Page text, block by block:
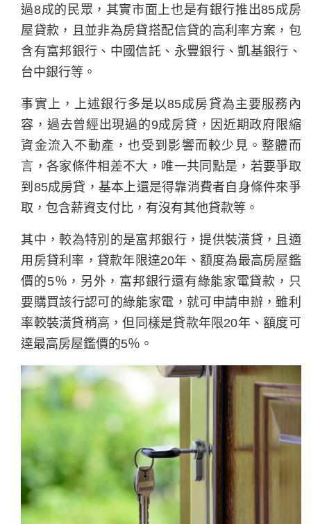
過8成的民眾，其實市面上也是有銀行推出85成房
屋貸款，且並非為房貸搭配信貸的高利率方案，包
含有富邦銀行、中國信託、永豐銀行、凱基銀行、
台中銀行等。
事實上，上述銀行多是以85成房貸為主要服務內
容，過去曾經出現過的9成房貸，因近期政府限縮
資金流入不動產，也受到影響而較少見。整體而
言，各家條件相差不大，唯一共同點是，若要爭取
到85成房貸，基本上還是得靠消費者自身條件來爭
取，包含薪資支付比，有沒有其他貸款等。
其中，較為特別的是富邦銀行，提供裝潢貸，且適
用房貸利率，貸款年限達20年、額度為最高房屋鑑
價的5％，另外，富邦銀行還有綠能家電貸款，只
要購買該行認可的綠能家電，就可申請申辦，雖利
率較裝潢貸稍高，但同樣是貸款年限20年、額度可
達最高房屋鑑價的5％。